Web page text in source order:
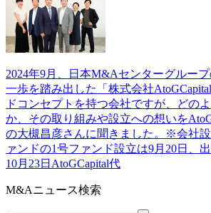
2024年9月、日本M&Aセンターグルー
一歩を踏み出した「株式会社
ドコンセプトを持つ会社ですが、どの
か、その取り組みや設立への想いを
の大槻昌彦さんに聞きました。※会社設
ァンドの1号ファンド設立は9月20日、
10月23日AtoGCapital代
M&Aニュース検索